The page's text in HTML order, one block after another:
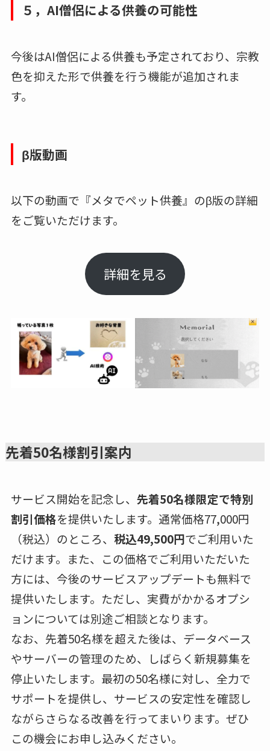
５，AI僧侶による供養の可能性
今後はAI僧侶による供養も予定されており、宗教
色を抑えた形で供養を行う機能が追加されま
す。
β版動画
以下の動画で『メタでペット供養』のβ版の詳細
をご覧いただけます。
詳細を見る
先着50名様割引案内
サービス開始を記念し、 先着50名様限定で特別
割引価格を提供いたします。通常価格77,000円
（税込）のところ、 税込49,500円でご利用いた
だけます。また、この価格でご利用いただいた
方には、今後のサービスアップデートも無料で
提供いたします。ただし、実費がかかるオプシ
ョンについては別途ご相談となります。
なお、先着50名様を超えた後は、データベース
やサーバーの管理のため、しばらく新規募集を
停止いたします。最初の50名様に対し、全力で
サポートを提供し、サービスの安定性を確認し
ながらさらなる改善を行ってまいります。ぜひ
この機会にお申し込みください。